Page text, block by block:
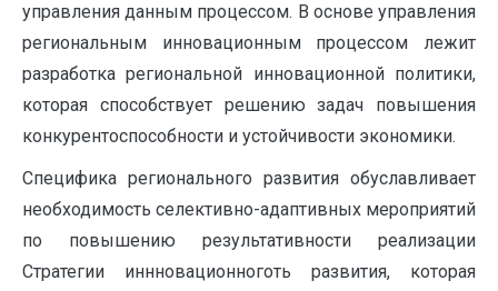
управления данным процессом. В основе управления
региональным инновационным процессом лежит
разработка региональной инновационной политики,
которая способствует решению задач повышения
конкурентоспособности и устойчивости экономики.
Специфика регионального развития обуславливает
необходимость селективно-адаптивных мероприятий
по повышению результативности реализации
Стратегии иннновационноготь развития, которая